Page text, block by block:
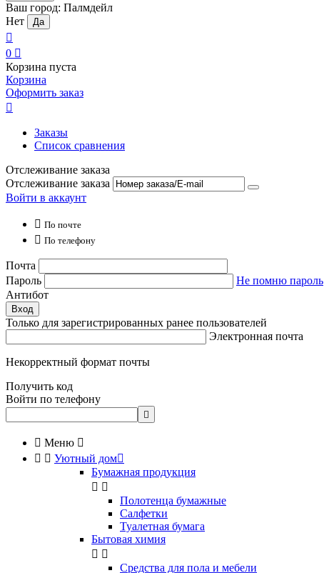
Ваш город: Палмдейл
Нет
Да

0 
Корзина пуста
Корзина
Оформить заказ

Заказы
Список сравнения
Отслеживание заказа
Отслеживание заказа
Войти в аккаунт
 По почте
 По телефону
Почта
Пароль
Не помню пароль
Антибот
Вход
Только для зарегистрированных ранее пользователей
Электронная почта
Некорректный формат почты
Получить код
Войти по телефону

 Меню 
  Уютный дом
Бумажная продукция
 
Полотенца бумажные
Салфетки
Туалетная бумага
Бытовая химия
 
Cредства для пола и мебели